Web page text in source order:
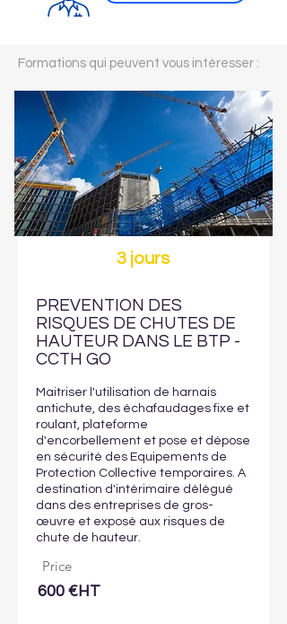
Formations qui peuvent vous intéresser :
3 jours
PREVENTION DES
RISQUES DE CHUTES DE
HAUTEUR DANS LE BTP -
CCTH GO
Maitriser l'utilisation de harnais
antichute, des échafaudages fixe et
roulant, plateforme
d'encorbellement et pose et dépose
en sécurité des Equipements de
Protection Collective temporaires. A
destination d'intérimaire délégué
dans des entreprises de gros-
œuvre et exposé aux risques de
chute de hauteur.
Price
600 €HT